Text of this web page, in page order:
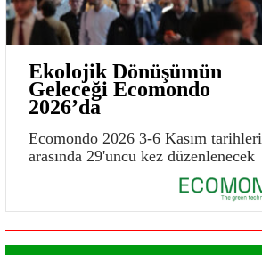
Ekolojik Dönüşümün
Geleceği Ecomondo
2026’da
Ecomondo 2026 3-6 Kasım tarihleri
arasında 29'uncu kez düzenlenecek